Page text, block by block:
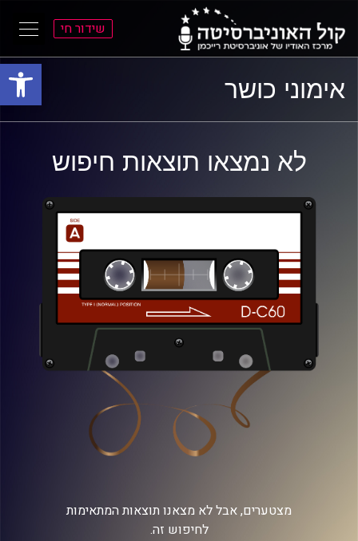
פתח
התפריט
הראשי
התוכן
הראשי
שידור חי
אימוני כושר
לא נמצאו תוצאות חיפוש
מצטערים, אבל לא מצאנו תוצאות המתאימות
לחיפוש זה.